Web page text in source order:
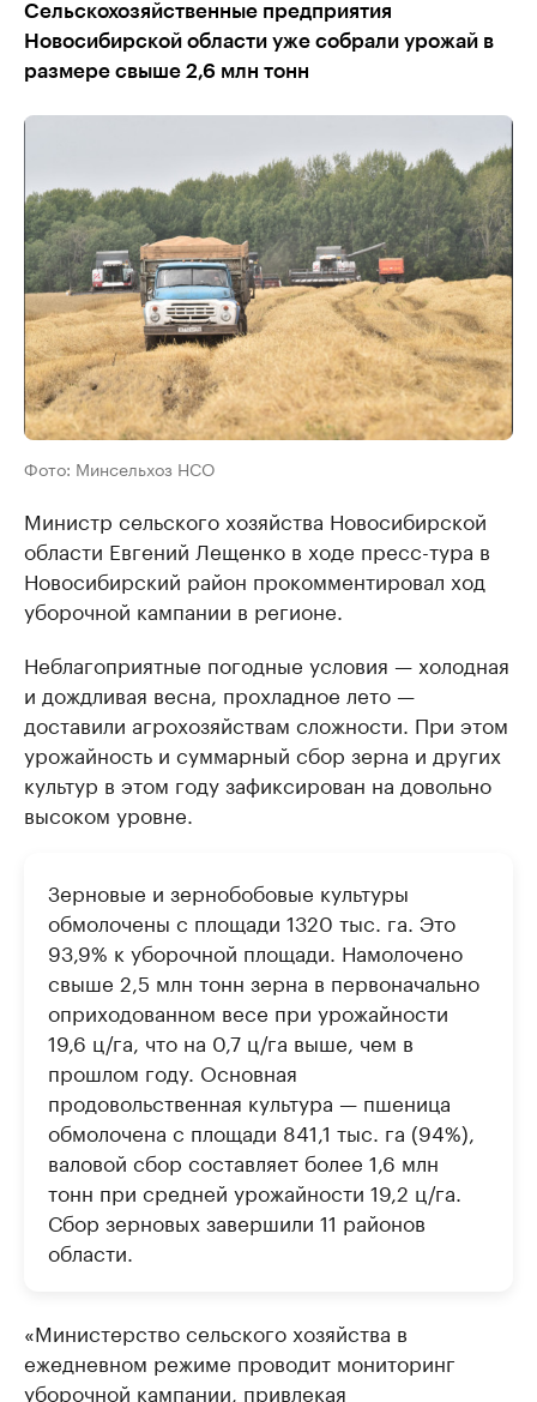
Сельскохозяйственные предприятия
Новосибирской области уже собрали урожай в
размере свыше 2,6 млн тонн
Фото: Минсельхоз НСО
Министр сельского хозяйства Новосибирской
области Евгений Лещенко в ходе пресс-тура в
Новосибирский район прокомментировал ход
уборочной кампании в регионе.
Неблагоприятные погодные условия — холодная
и дождливая весна, прохладное лето —
доставили агрохозяйствам сложности. При этом
урожайность и суммарный сбор зерна и других
культур в этом году зафиксирован на довольно
высоком уровне.
Зерновые и зернобобовые культуры
обмолочены с площади 1320 тыс. га. Это
93,9% к уборочной площади. Намолочено
свыше 2,5 млн тонн зерна в первоначально
оприходованном весе при урожайности
19,6 ц/га, что на 0,7 ц/га выше, чем в
прошлом году. Основная
продовольственная культура — пшеница
обмолочена с площади 841,1 тыс. га (94%),
валовой сбор составляет более 1,6 млн
тонн при средней урожайности 19,2 ц/га.
Сбор зерновых завершили 11 районов
области.
«Министерство сельского хозяйства в
ежедневном режиме проводит мониторинг
уборочной кампании, привлекая